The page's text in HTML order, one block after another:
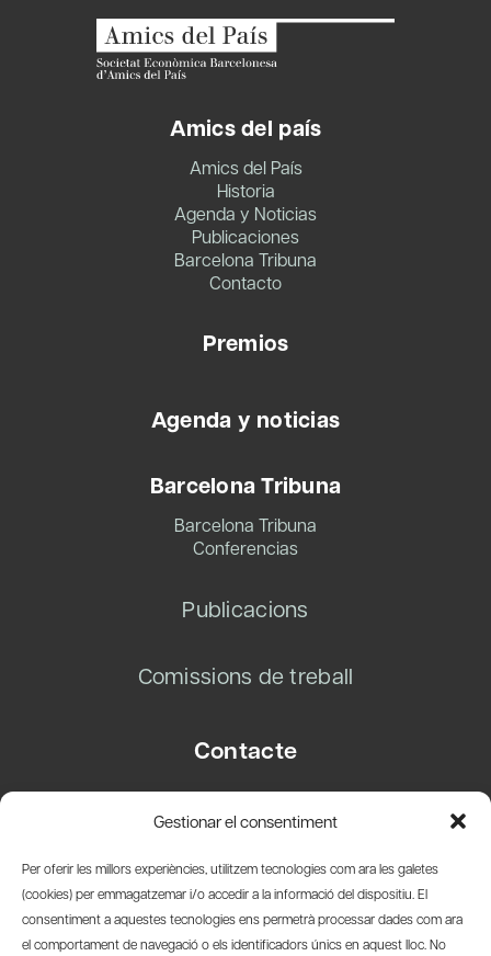
Gestionar el consentiment
Per oferir les millors experiències, utilitzem tecnologies com ara les galetes
(cookies) per emmagatzemar i/o accedir a la informació del dispositiu. El
consentiment a aquestes tecnologies ens permetrà processar dades com ara
el comportament de navegació o els identificadors únics en aquest lloc. No
Amics del país
Amics del País
Historia
Agenda y Noticias
Publicaciones
Barcelona Tribuna
Contacto
Premios
Agenda y noticias
Barcelona Tribuna
Barcelona Tribuna
Conferencias
Publicacions
Comissions de treball
Contacte
08003 Barcelona
info@amicsdelpais.com
Suscripció Newsletter